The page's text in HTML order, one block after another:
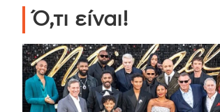
Ό,τι είναι!